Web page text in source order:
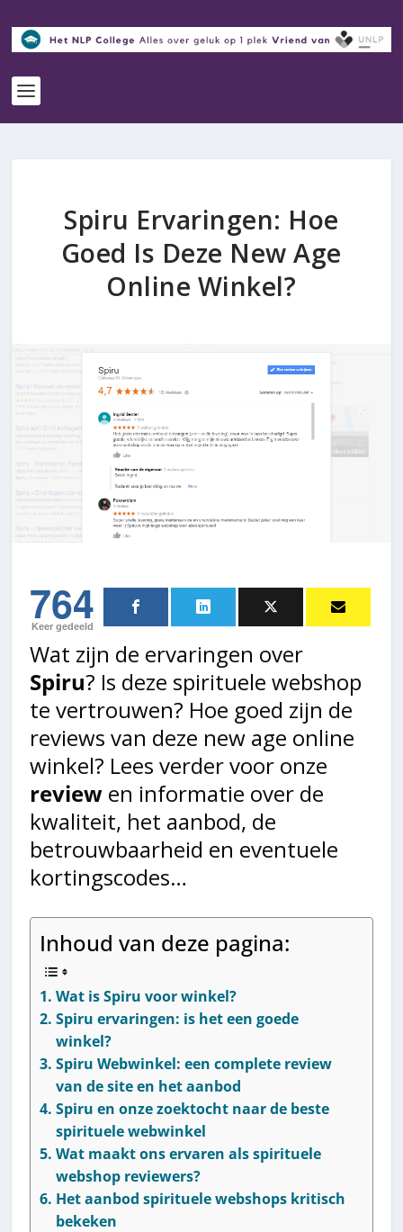
Spiru Ervaringen: Hoe
Goed Is Deze New Age
Online Winkel?
764
Keer gedeeld
Wat zijn de ervaringen over
Spiru? Is deze spirituele webshop
te vertrouwen? Hoe goed zijn de
reviews van deze new age online
winkel? Lees verder voor onze
review en informatie over de
kwaliteit, het aanbod, de
betrouwbaarheid en eventuele
kortingscodes…
Inhoud van deze pagina:
Wat is Spiru voor winkel?
Spiru ervaringen: is het een goede
winkel?
Spiru Webwinkel: een complete review
van de site en het aanbod
Spiru en onze zoektocht naar de beste
spirituele webwinkel
Wat maakt ons ervaren als spirituele
webshop reviewers?
Het aanbod spirituele webshops kritisch
bekeken